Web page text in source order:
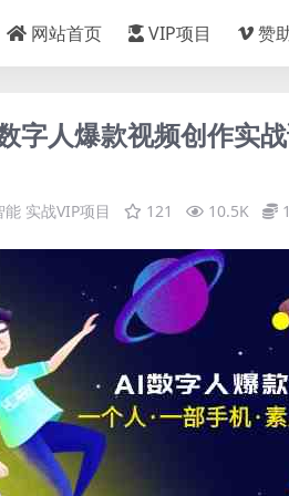
网站首页 VIP项目 赞
字人爆款视频创作实
能 实战VIP项目 121 10.5K